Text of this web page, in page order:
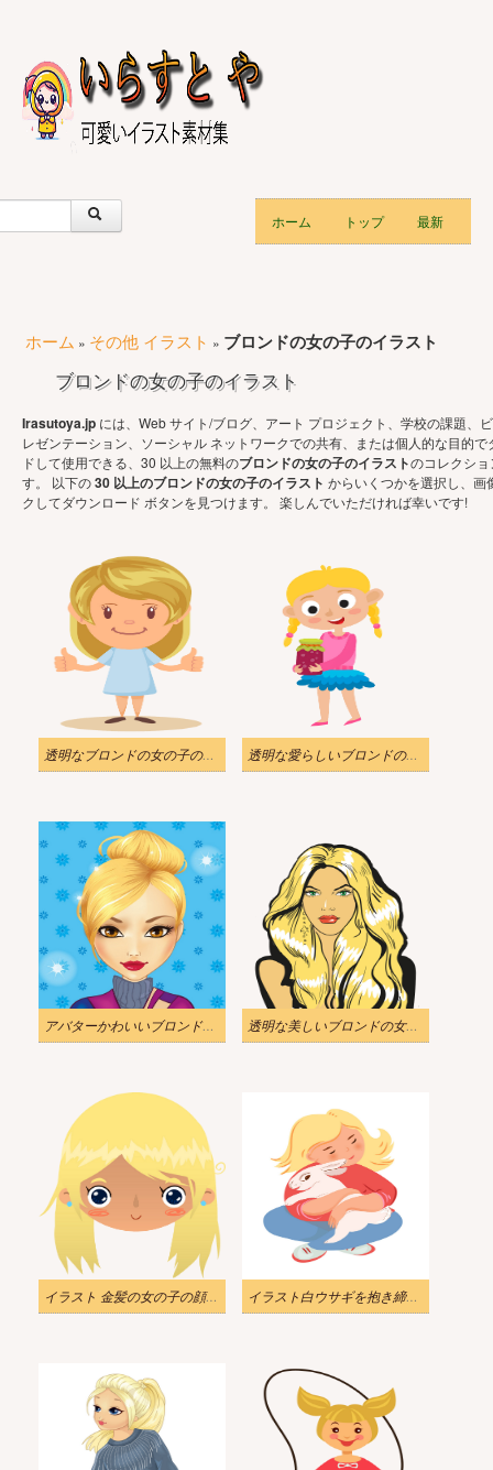
ホーム トップ 最新
ホーム » その他 イラスト » ブロンドの女の子のイラスト
ブロンドの女の子のイラスト
Irasutoya.jp には、Web サイト/ブログ、アート プロジェクト、学校の課題、
レゼンテーション、ソーシャル ネットワークでの共有、または個人的な目的で
ドして使用できる、30 以上の無料のブロンドの女の子のイラストのコレクシ
す。 以下の30 以上のブロンドの女の子のイラスト からいくつかを選択し、画
クしてダウンロード ボタンを見つけます。 楽しんでいただければ幸いです!
透明なブロンドの女の子のイラスト 透明な愛らしいブロンドの女の子のイラスト
アバターかわいいブロンドの女の子 透明な美しいブロンドの女の子のイラスト
イラスト 金髪の女の子の顔が透けて見える イラスト白ウサギを抱き締めるブロンドの女の子 png